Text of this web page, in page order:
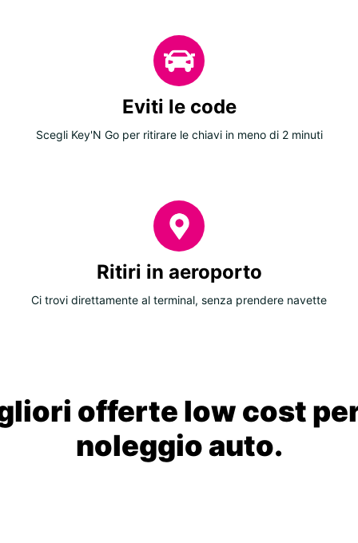
Eviti le code
Scegli Key'N Go per ritirare le chiavi in meno di 2 minuti
Ritiri in aeroporto
Ci trovi direttamente al terminal, senza prendere navette
offerte low cost
noleggio auto.